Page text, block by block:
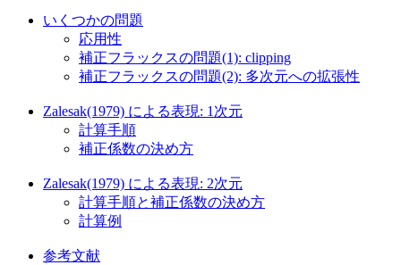
いくつかの問題
応用性
補正フラックスの問題(1): clipping
補正フラックスの問題(2): 多次元への拡張性
Zalesak(1979) による表現: 1次元
計算手順
補正係数の決め方
Zalesak(1979) による表現: 2次元
計算手順と補正係数の決め方
計算例
参考文献